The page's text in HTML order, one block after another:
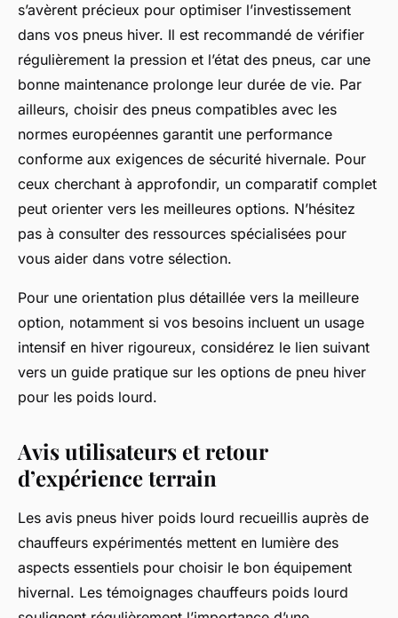
s’avèrent précieux pour optimiser l’investissement
dans vos pneus hiver. Il est recommandé de vérifier
régulièrement la pression et l’état des pneus, car une
bonne maintenance prolonge leur durée de vie. Par
ailleurs, choisir des pneus compatibles avec les
normes européennes garantit une performance
conforme aux exigences de sécurité hivernale. Pour
ceux cherchant à approfondir, un comparatif complet
peut orienter vers les meilleures options. N’hésitez
pas à consulter des ressources spécialisées pour
vous aider dans votre sélection.
Pour une orientation plus détaillée vers la meilleure
option, notamment si vos besoins incluent un usage
intensif en hiver rigoureux, considérez le lien suivant
vers un guide pratique sur les options de pneu hiver
pour les poids lourd.
Avis utilisateurs et retour
d’expérience terrain
Les avis pneus hiver poids lourd recueillis auprès de
chauffeurs expérimentés mettent en lumière des
aspects essentiels pour choisir le bon équipement
hivernal. Les témoignages chauffeurs poids lourd